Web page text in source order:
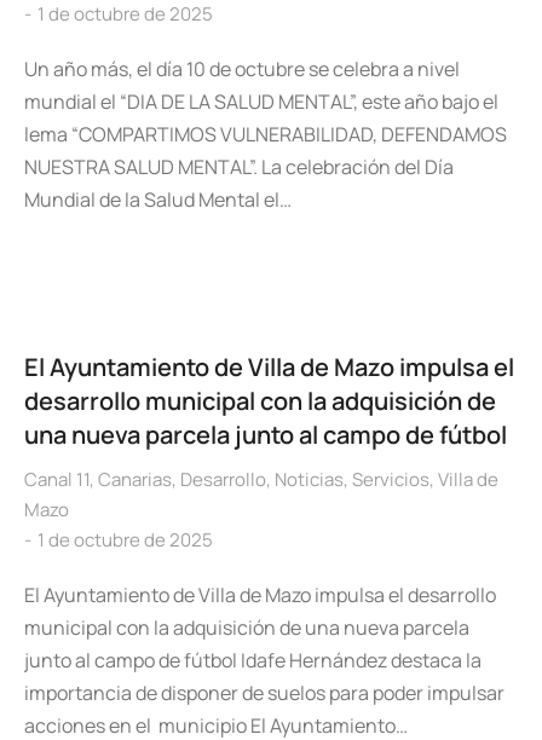
1 de octubre de 2025
Un año más, el día 10 de octubre se celebra a nivel
mundial el “DIA DE LA SALUD MENTAL”, este año bajo el
lema “COMPARTIMOS VULNERABILIDAD, DEFENDAMOS
NUESTRA SALUD MENTAL”. La celebración del Día
Mundial de la Salud Mental el…
El Ayuntamiento de Villa de Mazo impulsa el
desarrollo municipal con la adquisición de
una nueva parcela junto al campo de fútbol
Canal 11, Canarias, Desarrollo, Noticias, Servicios, Villa de
Mazo
1 de octubre de 2025
El Ayuntamiento de Villa de Mazo impulsa el desarrollo
municipal con la adquisición de una nueva parcela
junto al campo de fútbol Idafe Hernández destaca la
importancia de disponer de suelos para poder impulsar
acciones en el municipio El Ayuntamiento…